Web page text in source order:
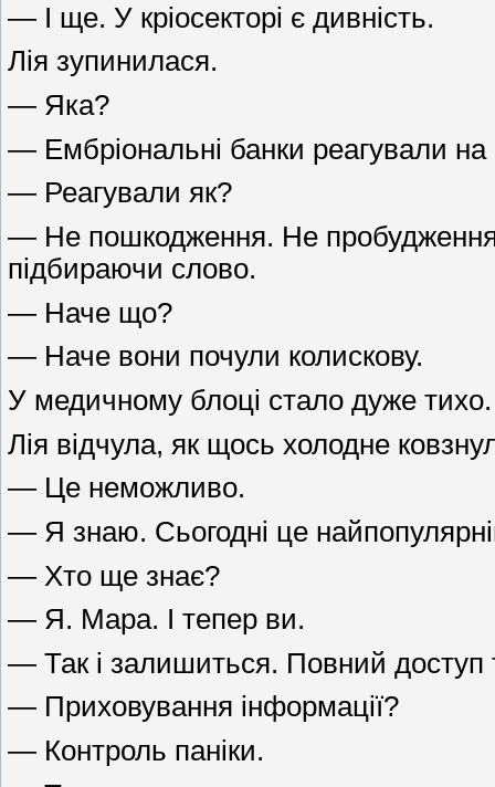
— І ще. У кріосекторі є дивність.
Лія зупинилася.
— Яка?
— Ембріональні банки реагували на
— Реагували як?
— Не пошкодження. Не
підбираючи слово.
— Наче що?
— Наче вони почули колискову.
У медичному блоці стало дуже тихо.
Лія відчула, як щось холодне
— Це неможливо.
— Я знаю. Сьогодні це
— Хто ще знає?
— Я. Мара. І тепер ви.
— Так і залишиться. Повний доступ
— Приховування інформації?
— Контроль паніки.